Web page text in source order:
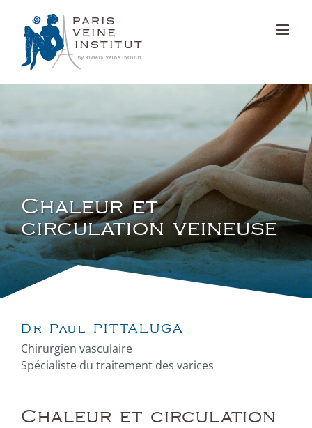
contenu
Chaleur et
circulation veineuse
Dr Paul PITTALUGA
Chirurgien vasculaire
Spécialiste du traitement des varices
Chaleur et circulation